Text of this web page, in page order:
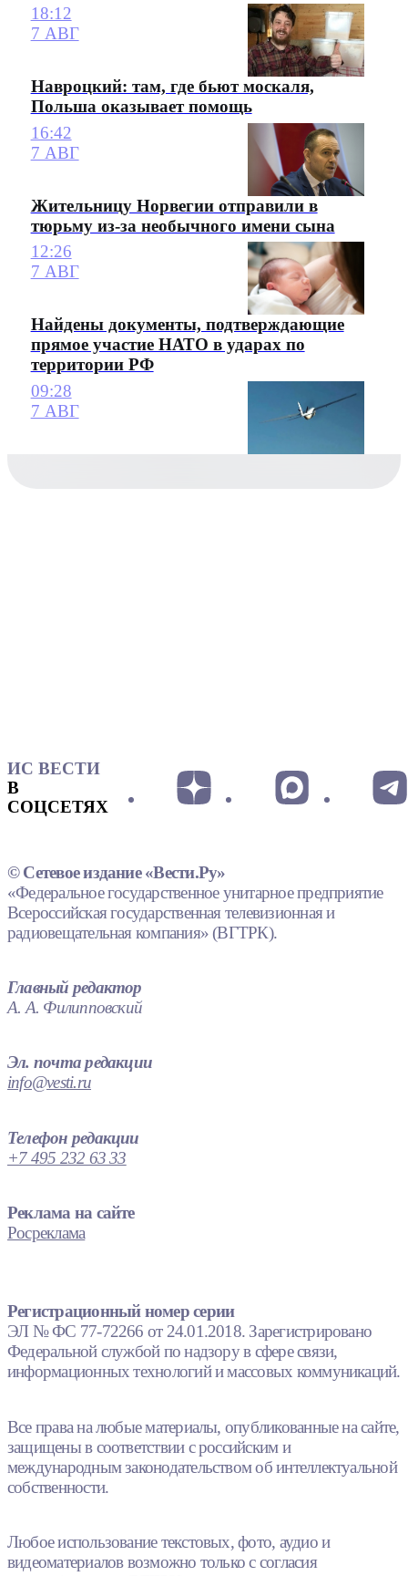
18:12
7 АВГ
Навроцкий: там, где бьют москаля,
Польша оказывает помощь
16:42
7 АВГ
Жительницу Норвегии отправили в
тюрьму из-за необычного имени сына
12:26
7 АВГ
Найдены документы, подтверждающие
прямое участие НАТО в ударах по
территории РФ
09:28
7 АВГ
ИС ВЕСТИ
В
СОЦСЕТЯХ
© Сетевое издание «Вести.Ру»
«Федеральное государственное унитарное предприятие
Всероссийская государственная телевизионная и
радиовещательная компания» (ВГТРК).
Главный редактор
А. А. Филипповский
Эл. почта редакции
info@vesti.ru
Телефон редакции
+7 495 232 63 33
Реклама на сайте
Росреклама
Регистрационный номер серии
ЭЛ № ФС 77-72266 от 24.01.2018. Зарегистрировано
Федеральной службой по надзору в сфере связи,
информационных технологий и массовых коммуникаций.
Все права на любые материалы, опубликованные на сайте,
защищены в соответствии с российским и
международным законодательством об интеллектуальной
собственности.
Любое использование текстовых, фото, аудио и
видеоматериалов возможно только с согласия